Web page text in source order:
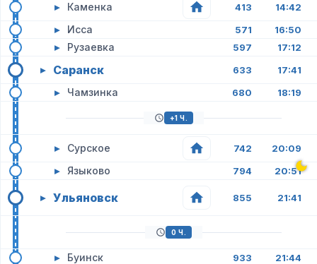
▸ Каменка 413 14:42
▸ Исса 571 16:50
▸ Рузаевка 597 17:12
▸ Саранск 633 17:41
▸ Чамзинка 680 18:19
+1 Ч.
▸ Сурское 742 20:09
▸ Языково 794 20:51
▸ Ульяновск 855 21:41
0 Ч.
▸ Буинск 933 21:44